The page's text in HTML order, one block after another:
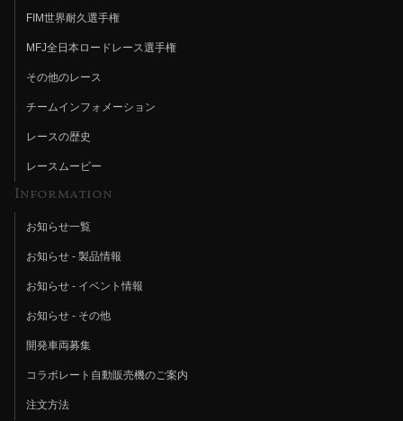
FIM世界耐久選手権
MFJ全日本ロードレース選手権
その他のレース
チームインフォメーション
レースの歴史
レースムービー
Information
お知らせ一覧
お知らせ - 製品情報
お知らせ - イベント情報
お知らせ - その他
開発車両募集
コラボレート自動販売機のご案内
注文方法